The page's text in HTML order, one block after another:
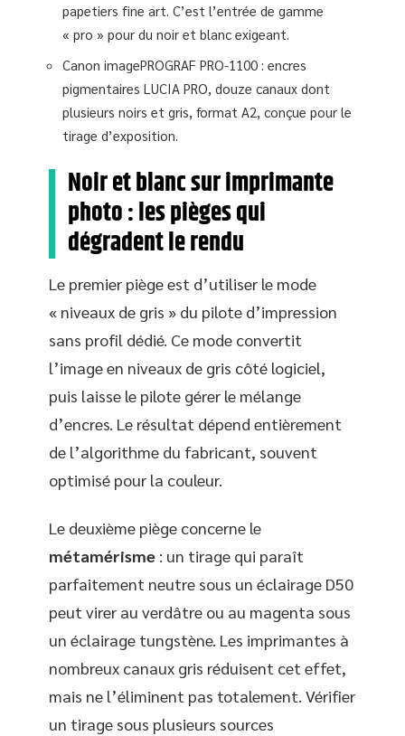
papetiers fine art. C’est l’entrée de gamme
« pro » pour du noir et blanc exigeant.
Canon imagePROGRAF PRO-1100 : encres
pigmentaires LUCIA PRO, douze canaux dont
plusieurs noirs et gris, format A2, conçue pour le
tirage d’exposition.
Noir et blanc sur imprimante
photo : les pièges qui
dégradent le rendu
Le premier piège est d’utiliser le mode
« niveaux de gris » du pilote d’impression
sans profil dédié. Ce mode convertit
l’image en niveaux de gris côté logiciel,
puis laisse le pilote gérer le mélange
d’encres. Le résultat dépend entièrement
de l’algorithme du fabricant, souvent
optimisé pour la couleur.
Le deuxième piège concerne le
métamérisme : un tirage qui paraît
parfaitement neutre sous un éclairage D50
peut virer au verdâtre ou au magenta sous
un éclairage tungstène. Les imprimantes à
nombreux canaux gris réduisent cet effet,
mais ne l’éliminent pas totalement. Vérifier
un tirage sous plusieurs sources